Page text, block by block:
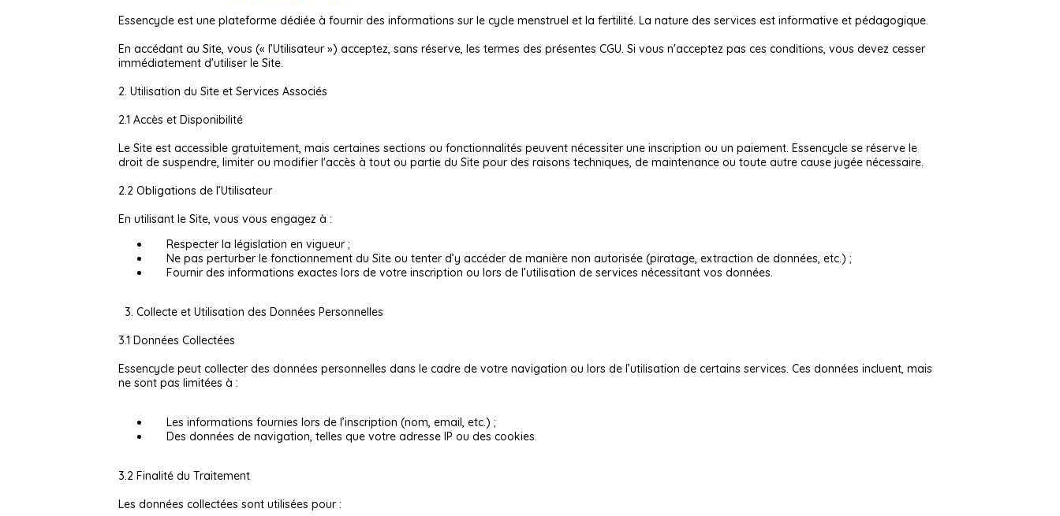
Essencycle est une plateforme dédiée à fournir des informations sur le cycle menstruel et la fertilité. La nature des services est informative et pédagogique.
En accédant au Site, vous (« l’Utilisateur ») acceptez, sans réserve, les termes des présentes CGU. Si vous n'acceptez pas ces conditions, vous devez cesser
immédiatement d'utiliser le Site.
2. Utilisation du Site et Services Associés
2.1 Accès et Disponibilité
Le Site est accessible gratuitement, mais certaines sections ou fonctionnalités peuvent nécessiter une inscription ou un paiement. Essencycle se réserve le
droit de suspendre, limiter ou modifier l'accès à tout ou partie du Site pour des raisons techniques, de maintenance ou toute autre cause jugée nécessaire.
2.2 Obligations de l’Utilisateur
En utilisant le Site, vous vous engagez à :
Respecter la législation en vigueur ;
Ne pas perturber le fonctionnement du Site ou tenter d’y accéder de manière non autorisée (piratage, extraction de données, etc.) ;
Fournir des informations exactes lors de votre inscription ou lors de l’utilisation de services nécessitant vos données.
3. Collecte et Utilisation des Données Personnelles
3.1 Données Collectées
Essencycle peut collecter des données personnelles dans le cadre de votre navigation ou lors de l’utilisation de certains services. Ces données incluent, mais
ne sont pas limitées à :
Les informations fournies lors de l’inscription (nom, email, etc.) ;
Des données de navigation, telles que votre adresse IP ou des cookies.
3.2 Finalité du Traitement
Les données collectées sont utilisées pour :